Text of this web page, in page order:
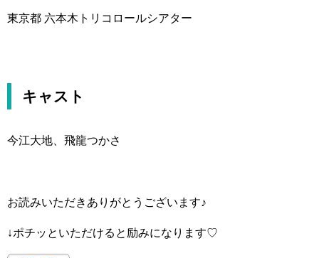
東京都 六本木トリコロールシアター
キャスト
今江大地、飛龍つかさ
お読みいただきありがとうございます♪
↓ポチッといただけると励みになります♡